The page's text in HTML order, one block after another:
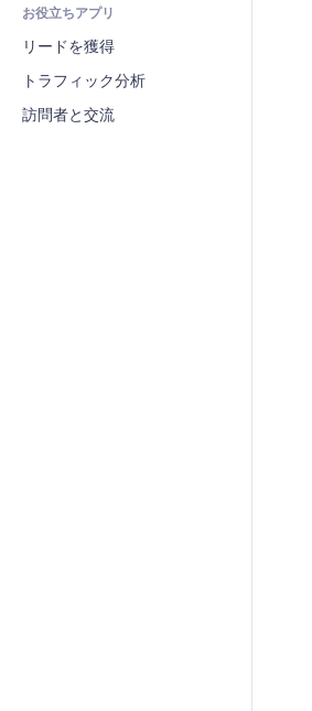
天気
チャート・テーブル
CRM
お役立ちアプリ
リードを獲得
トラフィック分析
訪問者と交流